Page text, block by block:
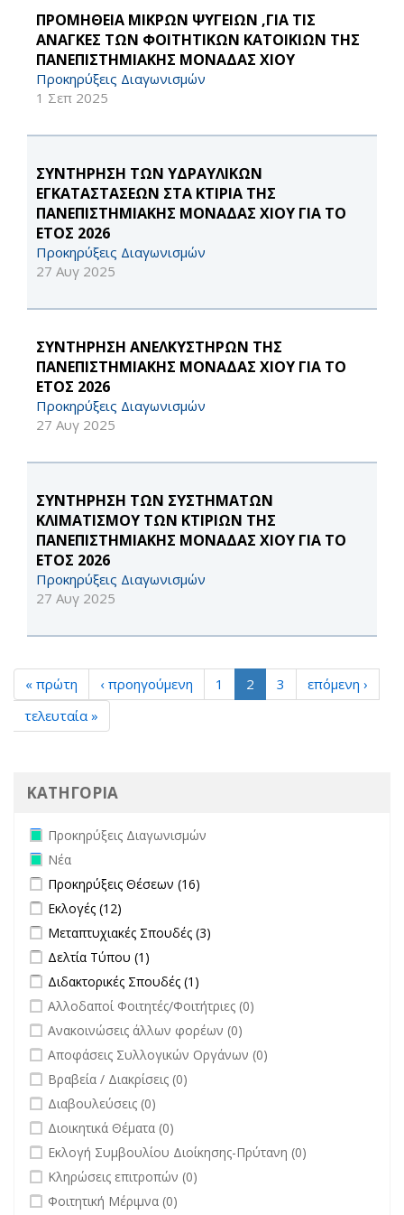
ΠΡΟΜΗΘΕΙΑ ΜΙΚΡΩΝ ΨΥΓΕΙΩΝ ,ΓΙΑ ΤΙΣ
ΑΝΑΓΚΕΣ ΤΩΝ ΦΟΙΤΗΤΙΚΩΝ ΚΑΤΟΙΚΙΩΝ ΤΗΣ
ΠΑΝΕΠΙΣΤΗΜΙΑΚΗΣ ΜΟΝΑΔΑΣ ΧΙΟΥ
Προκηρύξεις Διαγωνισμών
1 Σεπ 2025
ΣΥΝΤΗΡΗΣΗ ΤΩΝ ΥΔΡΑΥΛΙΚΩΝ
ΕΓΚΑΤΑΣΤΑΣΕΩΝ ΣΤΑ ΚΤΙΡΙΑ ΤΗΣ
ΠΑΝΕΠΙΣΤΗΜΙΑΚΗΣ ΜΟΝΑΔΑΣ ΧΙΟΥ ΓΙΑ ΤΟ
ΕΤΟΣ 2026
Προκηρύξεις Διαγωνισμών
27 Αυγ 2025
ΣΥΝΤΗΡΗΣΗ ΑΝΕΛΚΥΣΤΗΡΩΝ ΤΗΣ
ΠΑΝΕΠΙΣΤΗΜΙΑΚΗΣ ΜΟΝΑΔΑΣ ΧΙΟΥ ΓΙΑ ΤΟ
ΕΤΟΣ 2026
Προκηρύξεις Διαγωνισμών
27 Αυγ 2025
ΣΥΝΤΗΡΗΣΗ ΤΩΝ ΣΥΣΤΗΜΑΤΩΝ
ΚΛΙΜΑΤΙΣΜΟΥ ΤΩΝ ΚΤΙΡΙΩΝ ΤΗΣ
ΠΑΝΕΠΙΣΤΗΜΙΑΚΗΣ ΜΟΝΑΔΑΣ ΧΙΟΥ ΓΙΑ ΤΟ
ΕΤΟΣ 2026
Προκηρύξεις Διαγωνισμών
27 Αυγ 2025
« πρώτη ‹ προηγούμενη 1 2 3
επόμενη ›
τελευταία »
ΚΑΤΗΓΟΡΙΑ
Remove Προκηρύξεις Διαγωνισμών filter
Προκηρύξεις Διαγωνισμών
Remove Νέα filter
Νέα
Apply Προκηρύξεις Θέσεων filter
Προκηρύξεις Θέσεων (16)
Apply Εκλογές filter
Εκλογές (12)
Apply Μεταπτυχιακές Σπουδές filter
Μεταπτυχιακές Σπουδές (3)
Apply Δελτία Τύπου filter
Δελτία Τύπου (1)
Apply Διδακτορικές Σπουδές filter
Διδακτορικές Σπουδές (1)
undefined
Αλλοδαποί Φοιτητές/Φοιτήτριες (0)
undefined
Ανακοινώσεις άλλων φορέων (0)
undefined
Αποφάσεις Συλλογικών Οργάνων (0)
undefined
Βραβεία / Διακρίσεις (0)
undefined
Διαβουλεύσεις (0)
undefined
Διοικητικά Θέματα (0)
undefined
Εκλογή Συμβουλίου Διοίκησης-Πρύτανη (0)
undefined
Κληρώσεις επιτροπών (0)
undefined
Φοιτητική Μέριμνα (0)